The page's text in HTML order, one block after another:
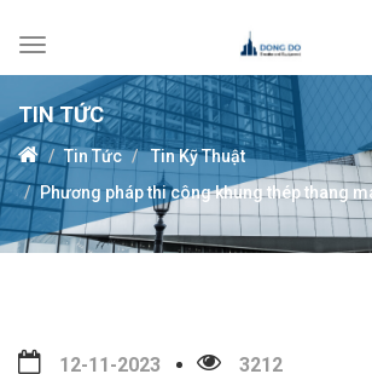
Toggle
navigation
TIN TỨC
Tin Tức
Tin Kỹ Thuật
Phương pháp thi công khung thép thang
12-11-2023 3212